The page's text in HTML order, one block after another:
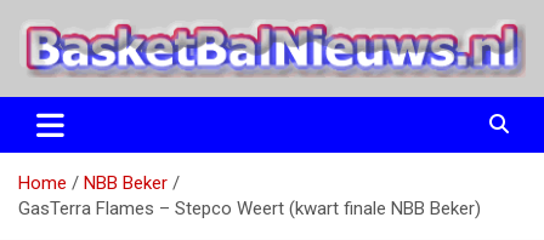
naar
BasketBalNieuws.nl
Etten
Home
NBB Beker
GasTerra Flames – Stepco Weert (kwart finale NBB Beker)